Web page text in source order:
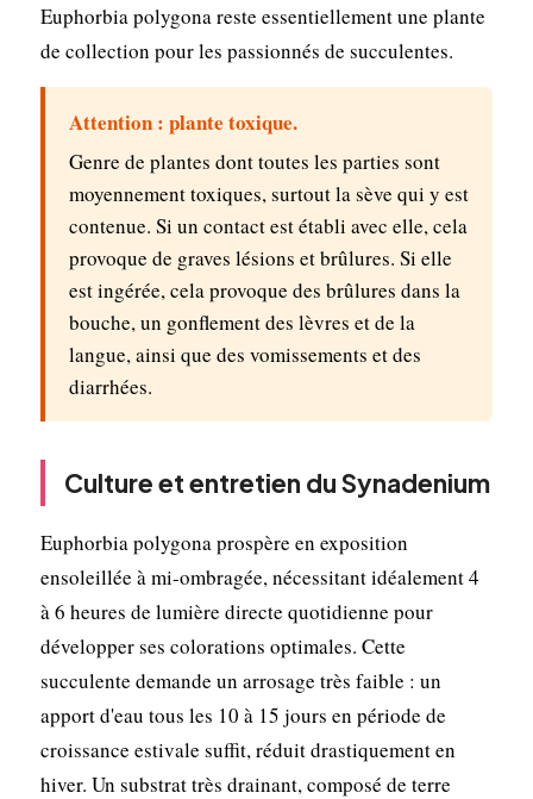
Euphorbia polygona reste essentiellement une plante
de collection pour les passionnés de succulentes.
Attention : plante toxique.
Genre de plantes dont toutes les parties sont
moyennement toxiques, surtout la sève qui y est
contenue. Si un contact est établi avec elle, cela
provoque de graves lésions et brûlures. Si elle
est ingérée, cela provoque des brûlures dans la
bouche, un gonflement des lèvres et de la
langue, ainsi que des vomissements et des
diarrhées.
Culture et entretien du Synadenium
Euphorbia polygona prospère en exposition
ensoleillée à mi-ombragée, nécessitant idéalement 4
à 6 heures de lumière directe quotidienne pour
développer ses colorations optimales. Cette
succulente demande un arrosage très faible : un
apport d'eau tous les 10 à 15 jours en période de
croissance estivale suffit, réduit drastiquement en
hiver. Un substrat très drainant, composé de terre